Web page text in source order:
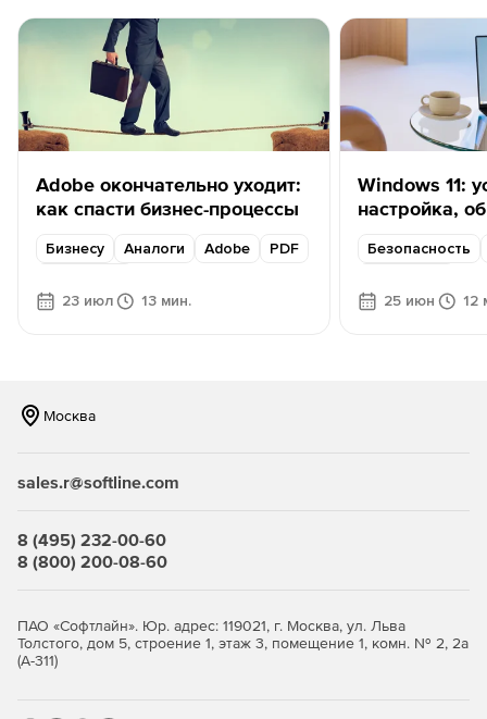
Adobe окончательно уходит:
как спасти бизнес-процессы
Бизнесу Аналоги Adobe
PDF
23 июл
13 мин.
Windows 11:
настройка,
правильно
Безопасность
25 июн
12
Москва
sales.r@softline.com
8 (495) 232-00-60
8 (800) 200-08-60
ПАО «Софтлайн». Юр. адрес: 119021, г. Москва, ул. Льва
Толстого, дом 5, строение 1, этаж 3, помещение 1, комн. № 2, 2а
(А-311)